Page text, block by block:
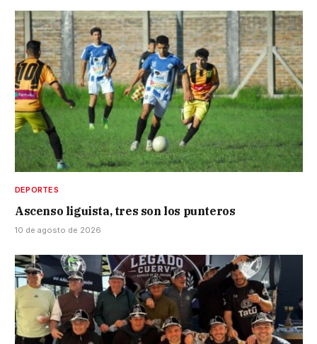
DEPORTES
Ascenso liguista, tres son los punteros
10 de agosto de 2026